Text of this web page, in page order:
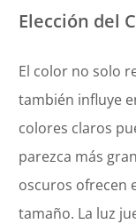
Elección del
El color no solo
también influye
colores claros
parezca más
oscuros ofrecen
tamaño. La luz